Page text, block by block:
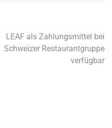
LEAF als Zahlungsmittel bei
Schweizer Restaurantgruppe
verfügbar